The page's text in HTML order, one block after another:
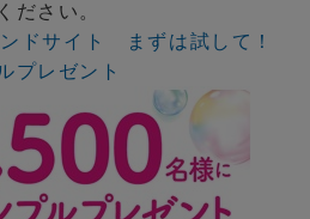
ださい。
ドサイト まずは試して！
プレゼント